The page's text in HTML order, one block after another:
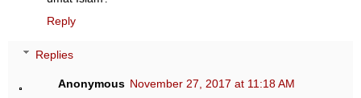
Reply
Replies
Anonymous November 27, 2017 at 11:18 AM